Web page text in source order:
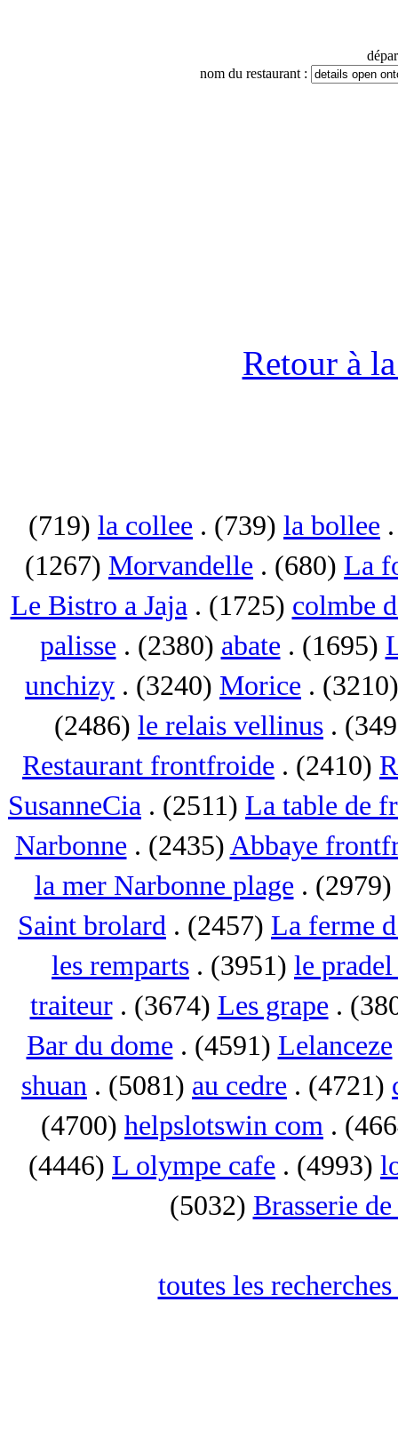
nom du restaurant :
Retour à
(719) la collee . (739) la bollee
(1267) Morvandelle . (680) La
Le Bistro a Jaja. (1725) colmbe
palisse . (2380) abate . (1695)
unchizy . (3240) Morice .
(2486) le relais vellinus .
Restaurant frontfroide . (2410)
SusanneCia . (2511) La table de
Narbonne . (2435) Abbaye
la mer Narbonne plage . (2979)
Saint brolard . (2457) La ferme
les remparts . (3951) le
traiteur. (3674) Les grape .
Bar du dome . (4591) Lelanceze
shuan . (5081) au cedre . (4721)
(4700) helpslotswin com .
(4446) L olympe cafe . (4993)
(5032) Brasserie
toutes les